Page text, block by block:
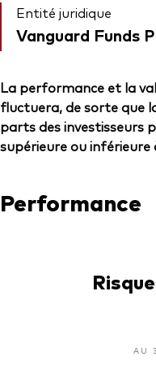
Entité juridique
Vanguard Funds
La performance et la
fluctuera, de sorte que
parts des investisseurs
supérieure ou inférieure
Performance
AU